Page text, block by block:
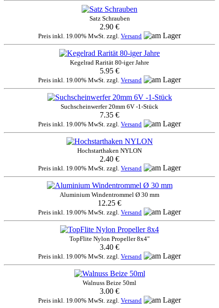
Satz Schrauben
2.90 €
Preis inkl. 19.00% MwSt. zzgl. Versand
Kegelrad Rarität 80-iger Jahre
5.95 €
Preis inkl. 19.00% MwSt. zzgl. Versand
Suchscheinwerfer 20mm 6V -1-Stück
7.35 €
Preis inkl. 19.00% MwSt. zzgl. Versand
Hochstarthaken NYLON
2.40 €
Preis inkl. 19.00% MwSt. zzgl. Versand
Aluminium Windentrommel Ø 30 mm
12.25 €
Preis inkl. 19.00% MwSt. zzgl. Versand
TopFlite Nylon Propeller 8x4"
3.40 €
Preis inkl. 19.00% MwSt. zzgl. Versand
Walnuss Beize 50ml
3.00 €
Preis inkl. 19.00% MwSt. zzgl. Versand